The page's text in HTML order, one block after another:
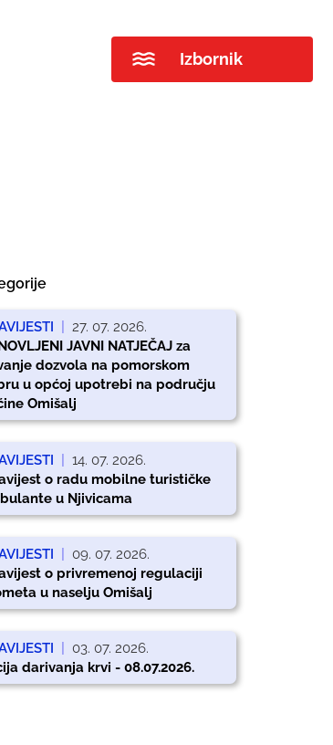
Izbornik
27. 07. 2026.
JAVNI NATJEČAJ za
dozvola na pomorskom
u općoj upotrebi na području
Omišalj
14. 07. 2026.
o radu mobilne turističke
u Njivicama
09. 07. 2026.
o privremenoj regulaciji
u naselju Omišalj
03. 07. 2026.
darivanja krvi - 08.07.2026.